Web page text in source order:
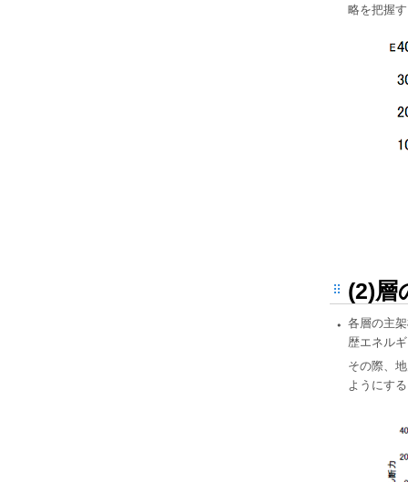
略を把握
(2)層
・ 各層の主
歴エネル
その際、
ようにす